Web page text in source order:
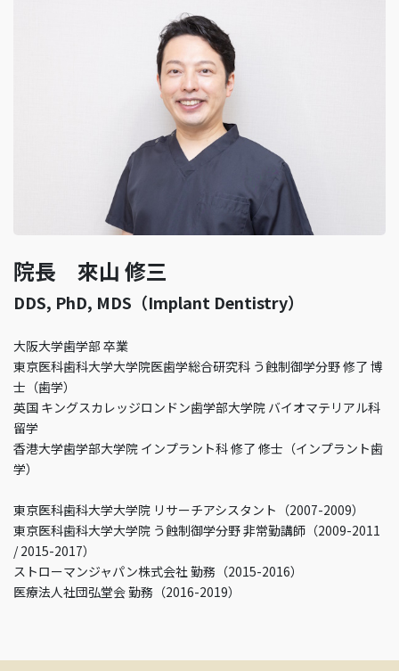
院長 來山 修三
DDS, PhD, MDS（Implant Dentistry）
大阪大学歯学部 卒業
東京医科歯科大学大学院医歯学総合研究科 う蝕制御学分野 修了 博
士（歯学）
英国 キングスカレッジロンドン歯学部大学院 バイオマテリアル科
留学
香港大学歯学部大学院 インプラント科 修了 修士（インプラント歯
学）
東京医科歯科大学大学院 リサーチアシスタント（2007-2009）
東京医科歯科大学大学院 う蝕制御学分野 非常勤講師（2009-2011
/ 2015-2017）
ストローマンジャパン株式会社 勤務（2015-2016）
医療法人社団弘堂会 勤務（2016-2019）